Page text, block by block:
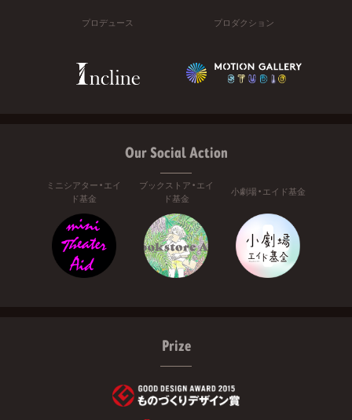
プロデュース プロダクション
Our Social Action
ミニシアター・エイ
ド基金
ブックストア・エイ
ド基金
小劇場・エイド基金
Prize